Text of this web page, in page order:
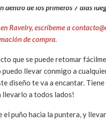
dentro de los primeros 7 días
Ravelry, escríbeme a
de compra.
que se puede retomar
llevar conmigo a
diseño te va a encantar.
llevarlo a todos lados!
el puño hacia la puntera, y